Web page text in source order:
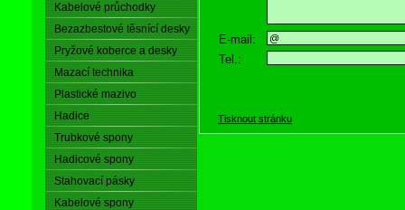
Kabelové průchodky
Bezazbestové těsnící desky
Pryžové koberce a desky
Mazací technika
Plastické mazivo
Hadice
Trubkové spony
Hadicové spony
Stahovací pásky
Kabelové spony
E-mail:
Tel.:
Tisknout stránku